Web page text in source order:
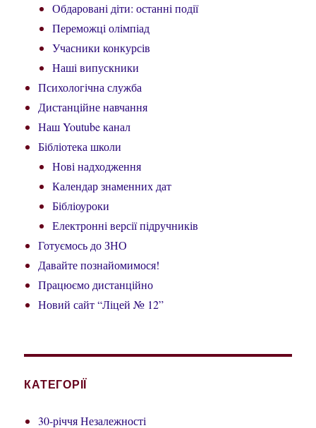
Обдаровані діти: останні події
Переможці олімпіад
Учасники конкурсів
Наші випускники
Психологічна служба
Дистанційне навчання
Наш Youtube канал
Бібліотека школи
Нові надходження
Календар знаменних дат
Бібліоуроки
Електронні версії підручників
Готуємось до ЗНО
Давайте познайомимося!
Працюємо дистанційно
Новий сайт “Ліцей № 12”
КАТЕГОРІЇ
30-річчя Незалежності